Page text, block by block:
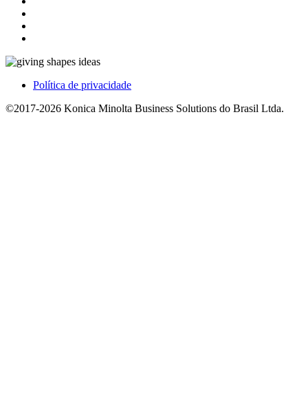
Política de privacidade
©2017-2026 Konica Minolta Business Solutions do Brasil Ltda.